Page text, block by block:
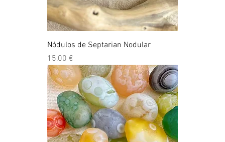
Nódulos de Septarian Nodular
Preço
15,00 €